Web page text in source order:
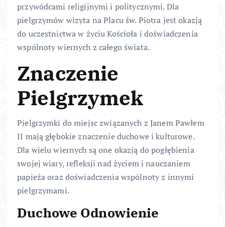
przywódcami religijnymi i politycznymi. Dla
pielgrzymów wizyta na Placu św. Piotra jest okazją
do uczestnictwa w życiu Kościoła i doświadczenia
wspólnoty wiernych z całego świata.
Znaczenie
Pielgrzymek
Pielgrzymki do miejsc związanych z Janem Pawłem
II mają głębokie znaczenie duchowe i kulturowe.
Dla wielu wiernych są one okazją do pogłębienia
swojej wiary, refleksji nad życiem i nauczaniem
papieża oraz doświadczenia wspólnoty z innymi
pielgrzymami.
Duchowe Odnowienie